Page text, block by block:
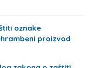
oznake
proizvod